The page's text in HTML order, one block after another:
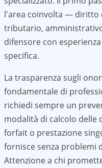
l'area coinvolta — diritto
tributario,
difensore con
specifica.
La trasparenza sugli
fondamentale di
richiedi sempre un
modalità di calcolo
forfait o prestazione
fornisce senza problemi
Attenzione a chi